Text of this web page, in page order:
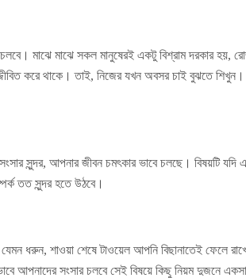
মাঝে মাঝে সকল মানুষেরই একটু বিশ্রাম দরকার হয়,
করে থাকে। তাই, নিজের যখন অবসর চাই বুঝতে
সুন্দর, আপনার জীবন চমৎকার ভাবে চলছে। বিষয়টি
তত সুন্দর হতে উঠবে।
ধরুন, শাওয়া শেষে টাওয়েল আপনি বিছানাতেই ফেলে
আপনাদের সংসার চলবে সেই বিষয়ে কিছু নিয়ম দুজনে